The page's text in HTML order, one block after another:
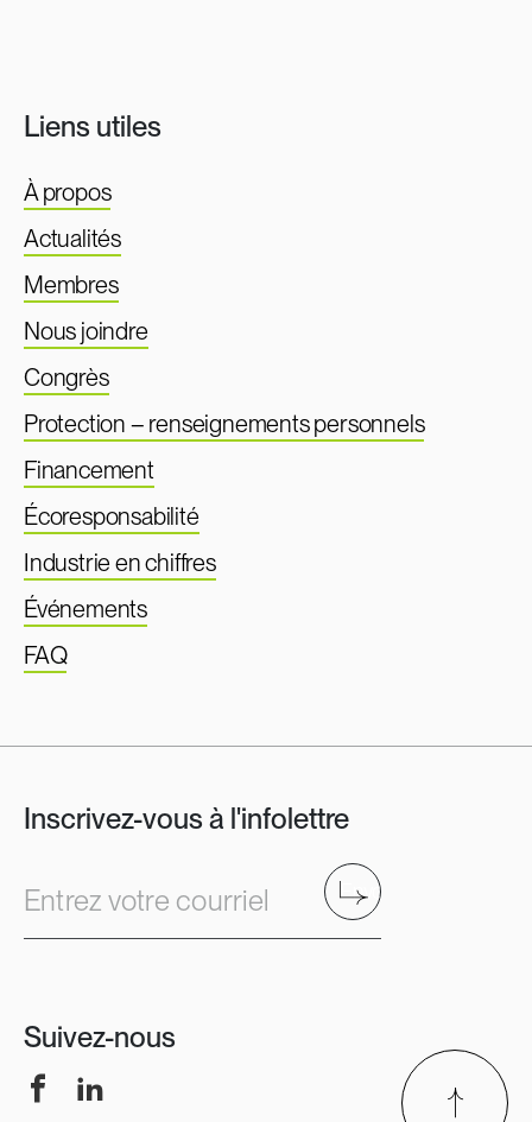
Liens utiles
À propos
Actualités
Membres
Nous joindre
Congrès
Protection – renseignements personnels
Financement
Écoresponsabilité
Industrie en chiffres
Événements
FAQ
Inscrivez-vous à l'infolettre
Entrez votre courriel Envoyer
Suivez-nous
FacebookLinkedIn